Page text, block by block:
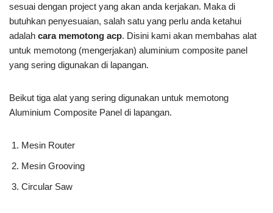
sesuai dengan project yang akan anda kerjakan. Maka di
butuhkan penyesuaian, salah satu yang perlu anda ketahui
adalah cara memotong acp. Disini kami akan membahas alat
untuk memotong (mengerjakan) aluminium composite panel
yang sering digunakan di lapangan.
Beikut tiga alat yang sering digunakan untuk memotong
Aluminium Composite Panel di lapangan.
Mesin Router
Mesin Grooving
Circular Saw